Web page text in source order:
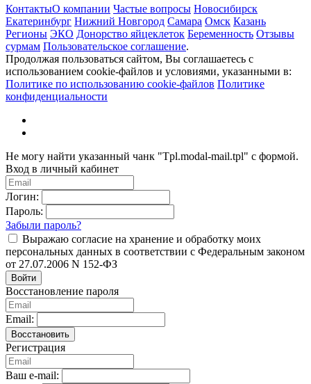
КонтактыО компании Частые вопросы Новосибирск
Екатеринбург Нижний Новгород Самара Омск Казань
Регионы ЭКО Донорство яйцеклеток Беременность Отзывы
сурмам Пользовательское соглашение.
Продолжая пользоваться сайтом, Вы соглашаетесь с
использованием cookie-файлов и условиями, указанными в:
Политике по использованию cookie-файлов Политике
конфиденциальности
Не могу найти указанный чанк "Tpl.modal-mail.tpl" с формой.
Вход в личный кабинет
Логин:
Пароль:
Забыли пароль?
Выражаю согласие на хранение и обработку моих
персональных данных в соответствии с Федеральным законом
от 27.07.2006 N 152-ФЗ
Войти
Восстановление пароля
Email:
Восстановить
Регистрация
Ваш e-mail: